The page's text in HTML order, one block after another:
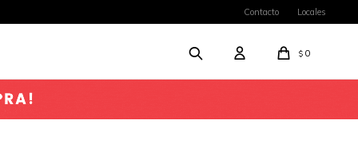
$ 0
Contacto Locales